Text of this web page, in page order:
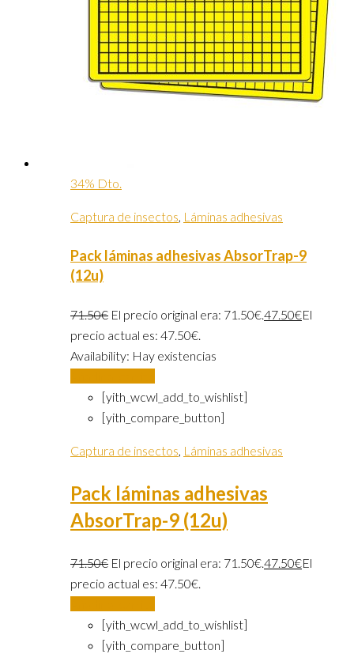
34% Dto.
Captura de insectos, Láminas adhesivas
Pack láminas adhesivas AbsorTrap-9
(12u)
71.50€ El precio original era: 71.50€.47.50€El
precio actual es: 47.50€.
Availability: Hay existencias
[yith_wcwl_add_to_wishlist]
[yith_compare_button]
Captura de insectos Láminas adhesivas
Pack láminas adhesivas
AbsorTrap-9 (12u)
71.50€ El precio original era: 71.50€.47.50€El
precio actual es: 47.50€.
[yith_wcwl_add_to_wishlist]
[yith_compare_button]